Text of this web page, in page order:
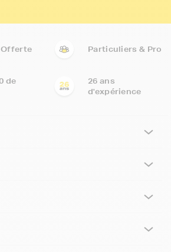
Particuliers & Pro
de
26 ans
d'expérience